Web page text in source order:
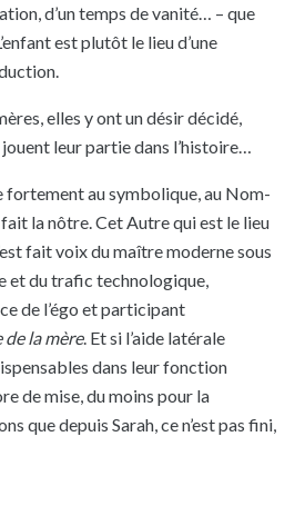
d’un temps de vanité… – que
est plutôt le lieu d’une
elles y ont un désir décidé,
leur partie dans l’histoire…
au symbolique, au Nom-
fait la nôtre. Cet Autre qui est le lieu
fait voix du maître moderne sous
et du trafic technologique,
de l’égo et participant
de la mère. Et si l’aide latérale
dans leur fonction
de mise, du moins pour la
que depuis Sarah, ce n’est pas fini,